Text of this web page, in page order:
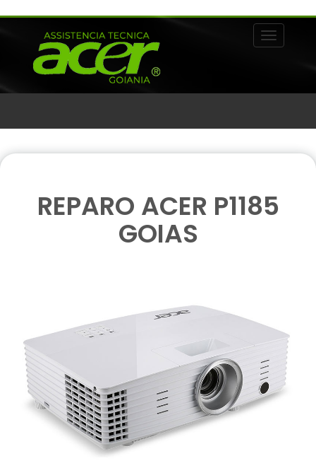
Alternar
REPARO ACER P1185
GOIAS